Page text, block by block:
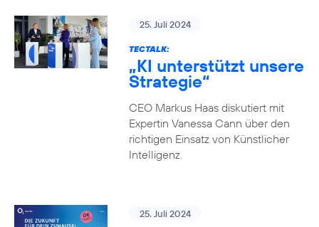
25. Juli 2024
TECTALK:
„KI unterstützt unsere
Strategie“
CEO Markus Haas diskutiert mit
Expertin Vanessa Cann über den
richtigen Einsatz von Künstlicher
Intelligenz.
25. Juli 2024